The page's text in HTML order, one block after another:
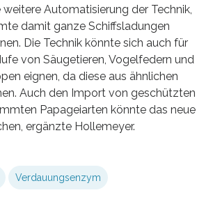
Automatisierung der Technik,
damit ganze Schiffsladungen
Die Technik könnte sich auch für
von Säugetieren, Vogelfedern und
eignen, da diese aus ähnlichen
Auch den Import von geschützten
Papageiarten könnte das neue
ergänzte Hollemeyer.
Verdauungsenzym